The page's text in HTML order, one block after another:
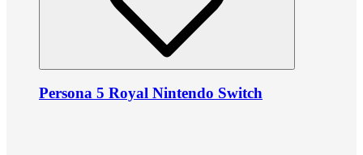
Persona 5 Royal Nintendo Switch